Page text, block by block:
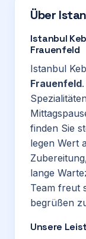
Über
Istanbul
Frauenfeld
Istanbul
Frauenfeld
finden Sie
legen Wert
lange
Team freut
begrüßen
Unsere